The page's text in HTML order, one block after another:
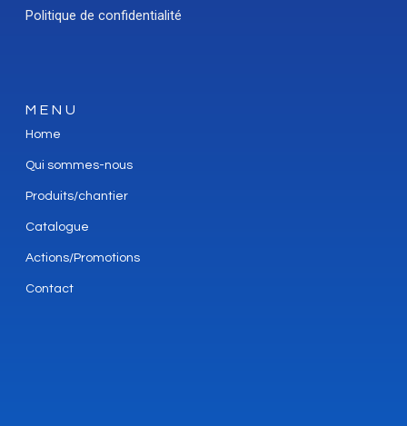
Politique de confidentialité
MENU
Home
Qui sommes-nous
Produits/chantier
Catalogue
Actions/Promotions
Contact